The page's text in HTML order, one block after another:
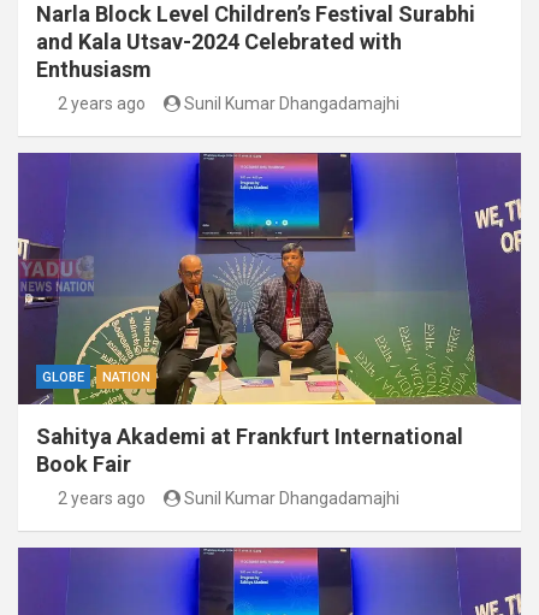
Narla Block Level Children’s Festival Surabhi
and Kala Utsav-2024 Celebrated with
Enthusiasm
2 years ago Sunil Kumar Dhangadamajhi
GLOBE NATION
Sahitya Akademi at Frankfurt International
Book Fair
2 years ago Sunil Kumar Dhangadamajhi